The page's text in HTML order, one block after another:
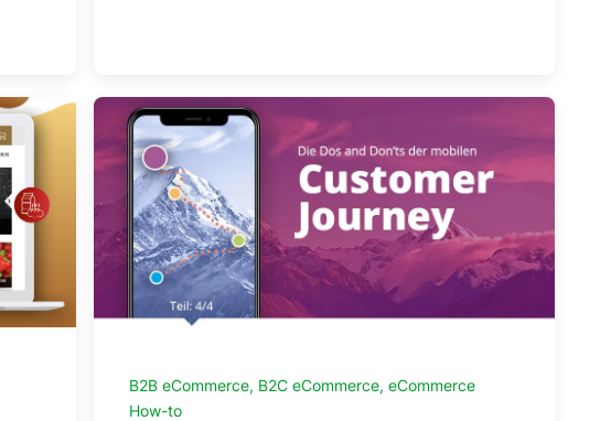
B2B eCommerce, B2C eCommerce, eCommerce
How-to